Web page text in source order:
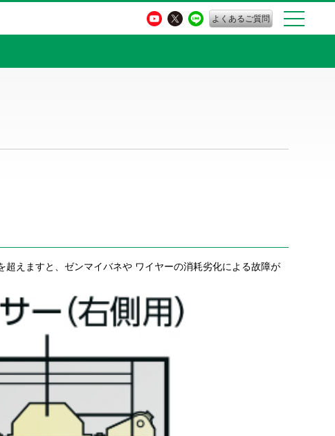
よくあるご質問
えますと、ゼンマイバネや ワイヤーの消耗劣化による故障が